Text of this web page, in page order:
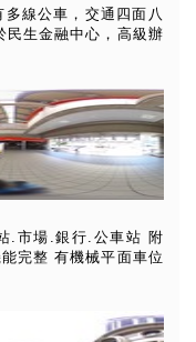
線公車，交通四面八
民生金融中心，高級辦
是您家的後廚房
.市場.銀行.公車站 附
完整 有機械平面車位